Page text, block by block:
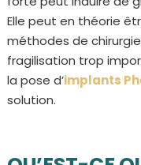
Elle peut en théorie
méthodes de
fragilisation trop
la pose d’implants
solution.